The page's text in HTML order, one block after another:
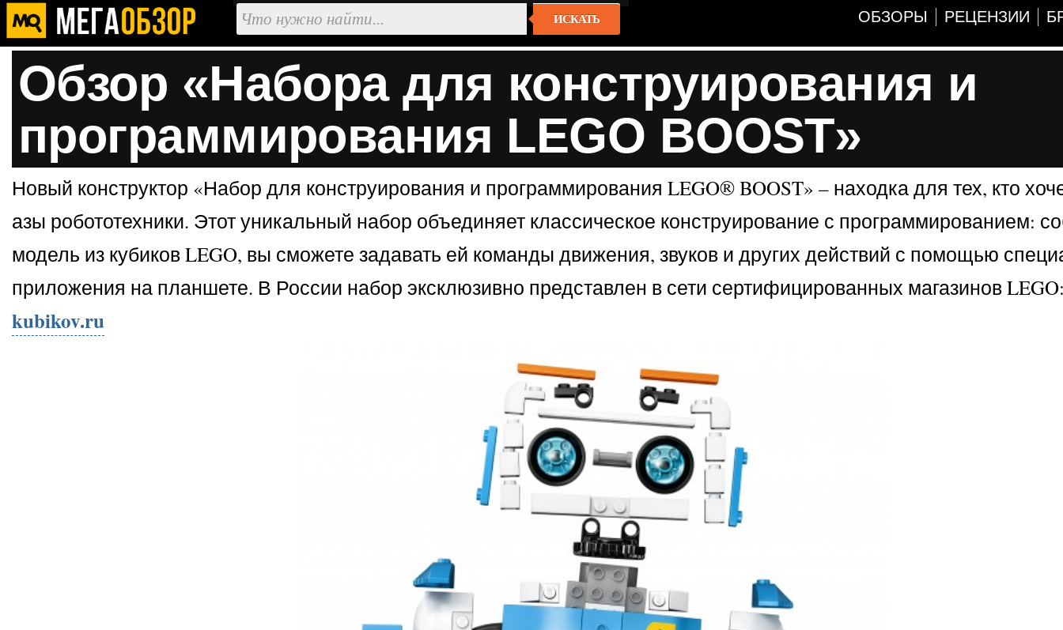
ИСКАТЬ ОБЗОРЫ РЕЦЕНЗИИ
Обзор «Набора для конструирования и
программирования LEGO BOOST»
Новый конструктор «Набор для конструирования и программирования LEGO® BOOST» – находка для тех, кто
азы робототехники. Этот уникальный набор объединяет классическое конструирование с программированием:
модель из кубиков LEGO, вы сможете задавать ей команды движения, звуков и других действий с помощью
приложения на планшете. В России набор эксклюзивно представлен в сети сертифицированных магазинов
kubikov.ru